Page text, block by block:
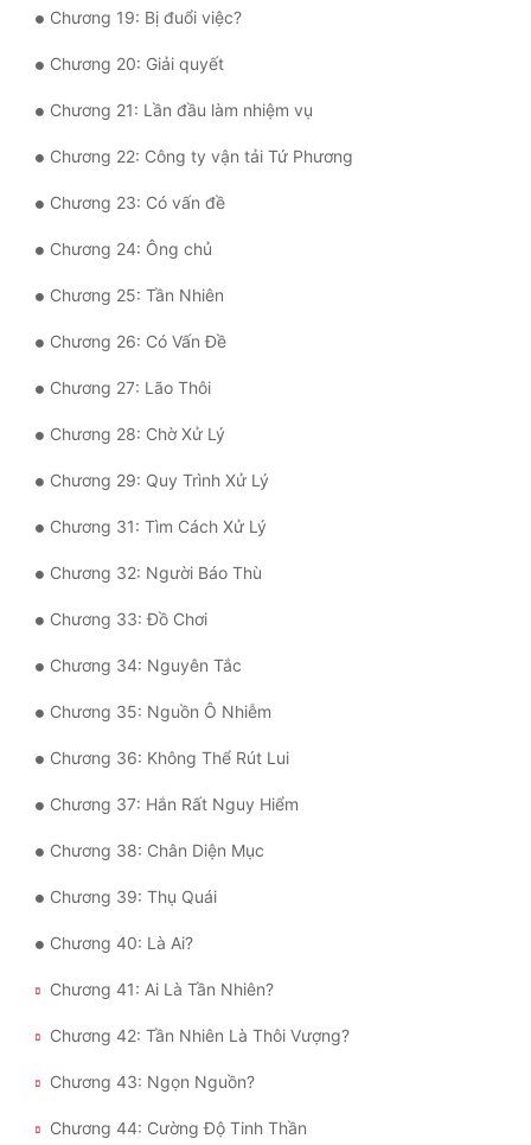
Vô Địch
Võ Hiệp
Võng Du
Xuyên Không
Xuyên Nhanh
Xuyên Sách
Xuyên Thư
Điền Văn
Đô Thị
Đông Phương
Chương 19: Bị đuổi việc?
Chương 20: Giải quyết
Chương 21: Lần đầu làm nhiệm vụ
Chương 22: Công ty vận tải Tứ Phương
Chương 23: Có vấn đề
Chương 24: Ông chủ
Chương 25: Tần Nhiên
Chương 26: Có Vấn Đề
Chương 27: Lão Thôi
Chương 28: Chờ Xử Lý
Chương 29: Quy Trình Xử Lý
Chương 31: Tìm Cách Xử Lý
Chương 32: Người Báo Thù
Chương 33: Đồ Chơi
Chương 34: Nguyên Tắc
Chương 35: Nguồn Ô Nhiễm
Chương 36: Không Thể Rút Lui
Chương 37: Hắn Rất Nguy Hiểm
Chương 38: Chân Diện Mục
Chương 39: Thụ Quái
Chương 40: Là Ai?
Chương 41: Ai Là Tần Nhiên?
Chương 42: Tần Nhiên Là Thôi Vượng?
Chương 43: Ngọn Nguồn?
Chương 44: Cường Độ Tinh Thần